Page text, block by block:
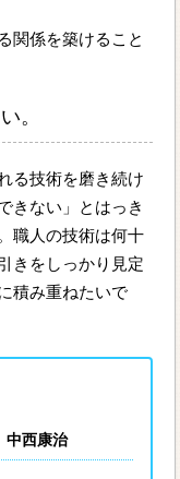
関係を築けること
。
る技術を磨き続け
きない」とはっき
職人の技術は何十
きをしっかり見定
積み重ねたいで
西康治